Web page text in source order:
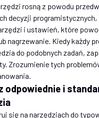
rosną z powodu
decyzji programistycznych,
i ustawień, które
nagrzewanie. Kiedy każdy
do podobnych zadań,
Zrozumienie tych
odpowiednie i
się na narzędziach do